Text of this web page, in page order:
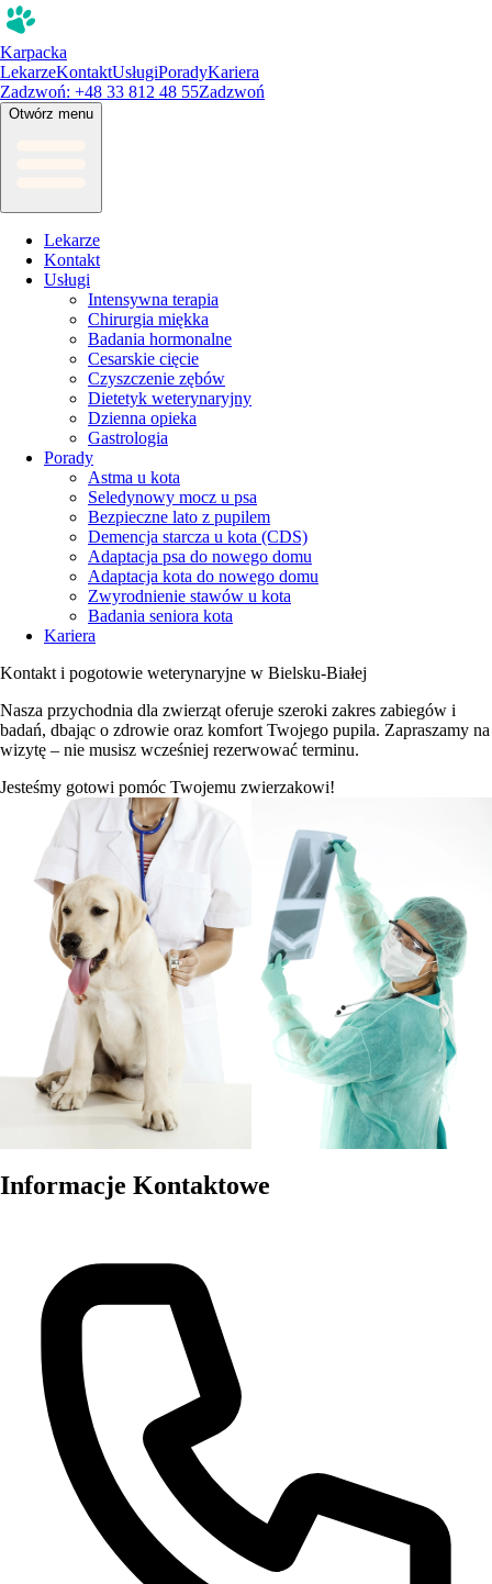
Karpacka
LekarzeKontaktUsługiPoradyKariera
Zadzwoń: +48 33 812 48 55Zadzwoń
Otwórz menu
Lekarze
Kontakt
Usługi
Intensywna terapia
Chirurgia miękka
Badania hormonalne
Cesarskie cięcie
Czyszczenie zębów
Dietetyk weterynaryjny
Dzienna opieka
Gastrologia
Porady
Astma u kota
Seledynowy mocz u psa
Bezpieczne lato z pupilem
Demencja starcza u kota (CDS)
Adaptacja psa do nowego domu
Adaptacja kota do nowego domu
Zwyrodnienie stawów u kota
Badania seniora kota
Kariera
Kontakt i pogotowie weterynaryjne w Bielsku-Białej
Nasza przychodnia dla zwierząt oferuje szeroki zakres zabiegów i
badań, dbając o zdrowie oraz komfort Twojego pupila. Zapraszamy na
wizytę – nie musisz wcześniej rezerwować terminu.
Jesteśmy gotowi pomóc Twojemu zwierzakowi!
Informacje Kontaktowe